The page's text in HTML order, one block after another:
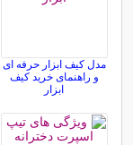
مدل کیف ابزار حرفه ای
و راهنمای خرید کیف
ابزار